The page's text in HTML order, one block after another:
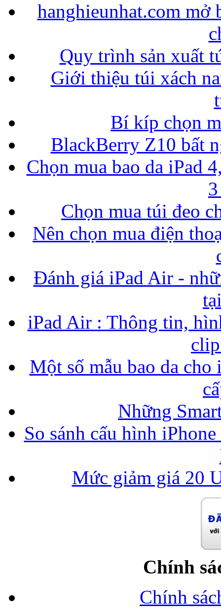
hanghieunhat.com mở
Quy trình sản xuất
Giới thiệu túi xách
Bí kíp chọn
BlackBerry Z10 bất
Chọn mua bao da iPad
Chọn mua túi đeo
Nên chọn mua điện
Đánh giá iPad Air -
iPad Air : Thông tin,
Một số mẫu bao da
Những
So sánh cấu hình
Mức giảm giá 20
Chính
Chính